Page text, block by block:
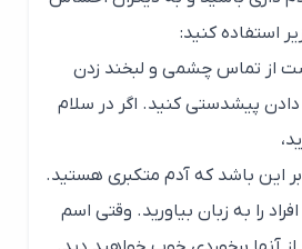
آنها برخوردی خوب خواهید دید.
گفت و گویی می شوید خیلی
این احساس را بدهید که
است، سوال کنید.مثلاً اگر
از او در این مورد سوال